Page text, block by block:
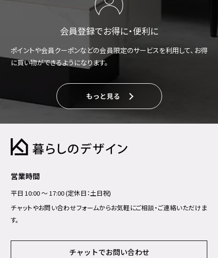
会員登録でお得に・便利に
ポイントや会員クーポンなどの会員限定のサービスを利用して、お得
に買い物ができるようになります。
もっと見る
営業時間
平日 10:00 ～ 17:00 (定休日：土日祝)
チャットやお問い合わせフォームからお気軽にご相談・ご連絡いただけま
す。
チャットでお問い合わせ